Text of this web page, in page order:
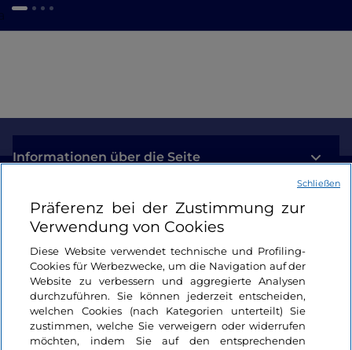
Informationen über die Seite
Nützliche Links
Login
Bleiben wir in Kontakt
Präferenz bei der Zustimmung zur
Verwendung von Cookies
Diese Website verwendet technische und Profiling-
Cookies für Werbezwecke, um die Navigation auf der
Website zu verbessern und aggregierte Analysen
durchzuführen. Sie können jederzeit entscheiden,
welchen Cookies (nach Kategorien unterteilt) Sie
zustimmen, welche Sie verweigern oder widerrufen
möchten, indem Sie auf den entsprechenden
Schließen